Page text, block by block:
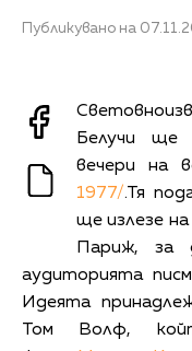
Публикувано на
Белучи ще
вечери на
1977/.Тя
ще излезе
Париж, за
аудиторията
Идеята
Том Волф,